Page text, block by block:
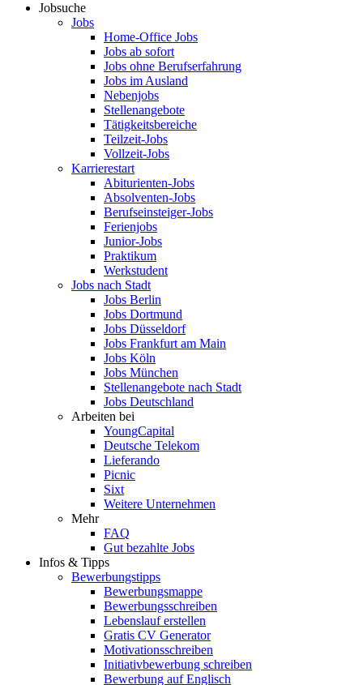
Jobsuche
Jobs
Home-Office Jobs
Jobs ab sofort
Jobs ohne Berufserfahrung
Jobs im Ausland
Nebenjobs
Stellenangebote
Tätigkeitsbereiche
Teilzeit-Jobs
Vollzeit-Jobs
Karrierestart
Abiturienten-Jobs
Absolventen-Jobs
Berufseinsteiger-Jobs
Ferienjobs
Junior-Jobs
Praktikum
Werkstudent
Jobs nach Stadt
Jobs Berlin
Jobs Dortmund
Jobs Düsseldorf
Jobs Frankfurt am Main
Jobs Köln
Jobs München
Stellenangebote nach Stadt
Jobs Deutschland
Arbeiten bei
YoungCapital
Deutsche Telekom
Lieferando
Picnic
Sixt
Weitere Unternehmen
Mehr
FAQ
Gut bezahlte Jobs
Infos & Tipps
Bewerbungstipps
Bewerbungsmappe
Bewerbungsschreiben
Lebenslauf erstellen
Gratis CV Generator
Motivationsschreiben
Initiativbewerbung schreiben
Bewerbung auf Englisch